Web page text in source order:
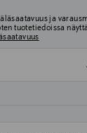
ja
tuotetiedoissa